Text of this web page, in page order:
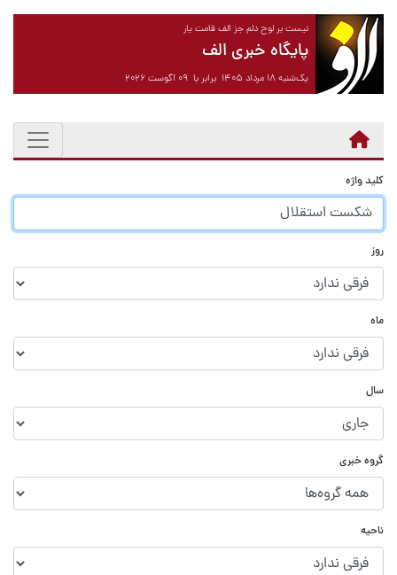
نیست بر لوح دلم جز الف قامت یار
پایگاه خبری الف
یک‌شنبه ۱۸ مرداد ۱۴۰۵ برابر با ۰۹ آگوست ۲۰۲۶
کلید واژه
روز
ماه
سال
گروه خبری
ناحیه